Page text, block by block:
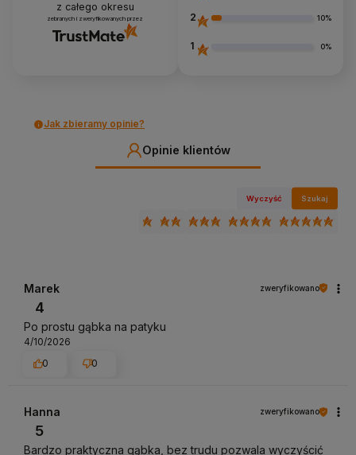
z całego okresu
zebranych i zweryfikowanych przez 2 10%
1 0%
Jak zbieramy opinie?
Opinie klientów
Wyczyść Szukaj
Marek zweryfikowano
4
Po prostu gąbka na patyku
4/10/2026
0
0
Hanna zweryfikowano
5
Bardzo praktyczna gąbka, bez trudu pozwala wyczyścić